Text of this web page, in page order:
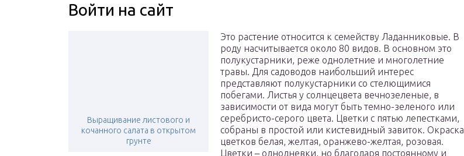
Войти на сайт
Выращивание листового и
кочанного салата в открытом
грунте
Это растение относится к семейству Ладанниковые. В
роду насчитывается около 80 видов. В основном это
полукустарники, реже однолетние и многолетние
травы. Для садоводов наибольший интерес
представляют полукустарники со стелющимися
побегами. Листья у солнцецвета вечнозеленые, в
зависимости от вида могут быть темно-зеленого или
серебристо-серого цвета. Цветки с пятью лепестками,
собраны в простой или кистевидный завиток. Окраска
цветков белая, желтая, оранжево-желтая, розовая.
Цветки – однодневки, но благодаря постоянному и